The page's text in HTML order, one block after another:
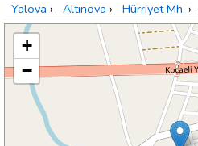
Yalova › Altınova › Hürriyet Mh. ›
+
−